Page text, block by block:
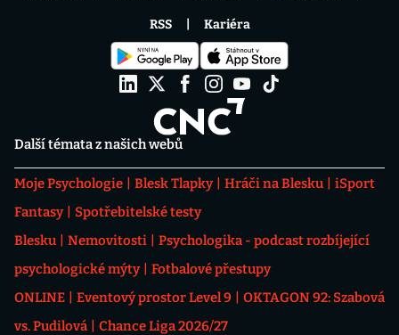
Další témata z našich webů
Moje Psychologie Blesk Tlapky Hráči na Blesku
iSport
Fantasy
Spotřebitelské testy
Blesku
Nemovitosti
Psychologika - podcast rozbíjející
psychologické mýty
Fotbalové přestupy
ONLINE
Eventový prostor Level 9
OKTAGON 92: Szabová
vs. Pudilová
Chance Liga 2026/27
RSS Kariéra